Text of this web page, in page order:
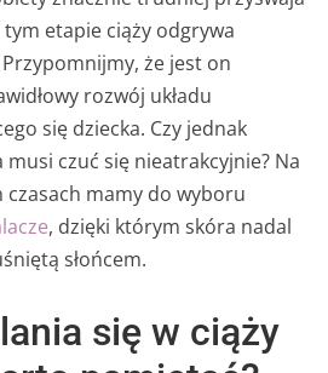
etapie ciąży odgrywa
że jest on
rozwój układu
się dziecka. Czy jednak
czuć się nieatrakcyjnie? Na
czasach mamy do wyboru
, dzięki którym skóra nadal
słońcem.
się w ciąży